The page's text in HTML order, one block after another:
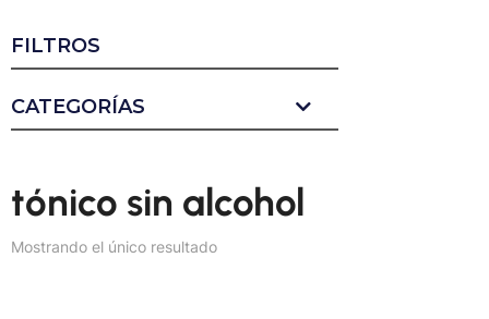
FILTROS
CATEGORÍAS
tónico sin alcohol
Mostrando el único resultado